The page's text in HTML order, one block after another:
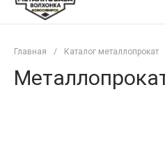
Главная / Каталог металлопрокат